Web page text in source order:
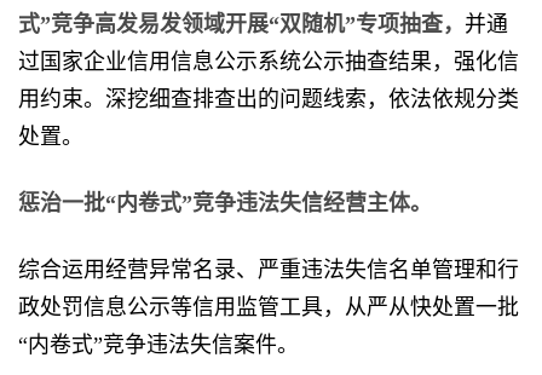
式”竞争高发易发领域开展“双随机”专项抽查， 并通
过国家企业信用信息公示系统公示抽查结果，强化信
用约束。深挖细查排查出的问题线索，依法依规分类
处置。
惩治一批“内卷式”竞争违法失信经营主体。
综合运用经营异常名录、严重违法失信名单管理和行
政处罚信息公示等信用监管工具，从严从快处置一批
“内卷式”竞争违法失信案件。